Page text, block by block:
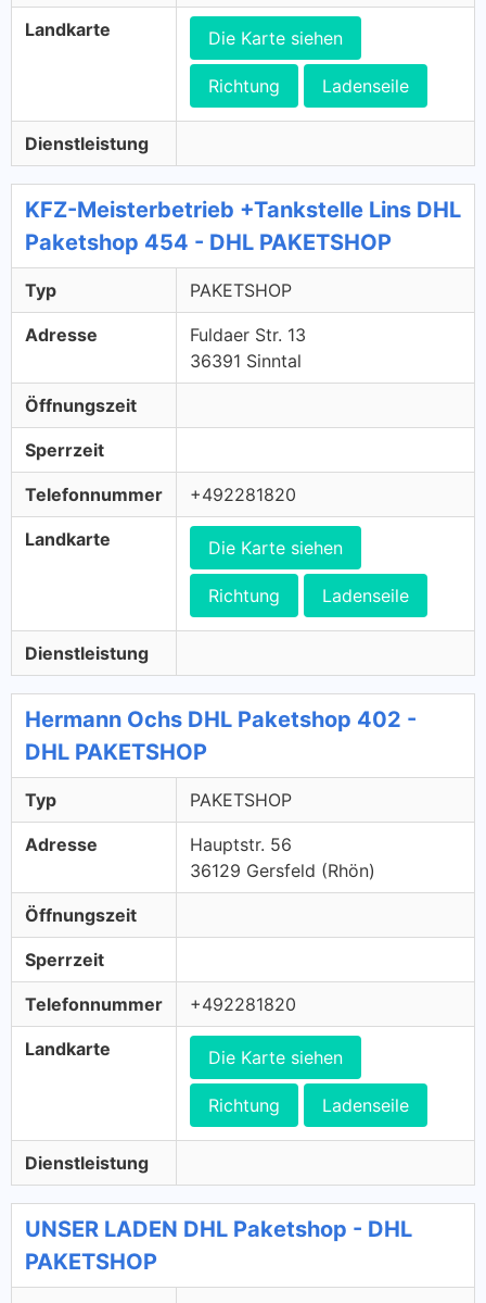
Landkarte Die Karte siehen
Richtung Ladenseile
Dienstleistung
KFZ-Meisterbetrieb +Tankstelle Lins DHL
Paketshop 454 - DHL PAKETSHOP
Typ PAKETSHOP
Adresse
Fuldaer Str. 13
36391 Sinntal
Öffnungszeit
Sperrzeit
Telefonnummer +492281820
Landkarte Die Karte siehen
Richtung Ladenseile
Dienstleistung
Hermann Ochs DHL Paketshop 402 -
DHL PAKETSHOP
Typ PAKETSHOP
Adresse
Hauptstr. 56
36129 Gersfeld (Rhön)
Öffnungszeit
Sperrzeit
Telefonnummer +492281820
Landkarte Die Karte siehen
Richtung Ladenseile
Dienstleistung
UNSER LADEN DHL Paketshop - DHL
PAKETSHOP